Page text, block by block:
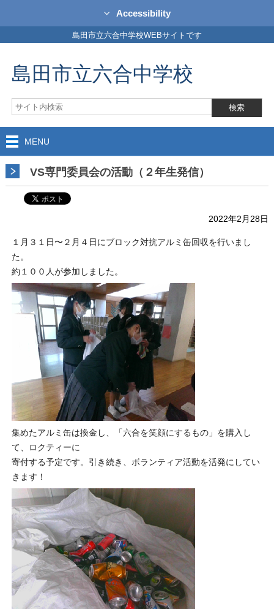
Accessibility
島田市立六合中学校WEBサイトです
島田市立六合中学校
MENU
VS専門委員会の活動（２年生発信）
2022年2月28日
１月３１日〜２月４日にブロック対抗アルミ缶回収を行いまし
た。
約１００人が参加しました。
集めたアルミ缶は換金し、「六合を笑顔にするもの」を購入し
て、ロクティーに
寄付する予定です。引き続き、ボランティア活動を活発にしてい
きます！